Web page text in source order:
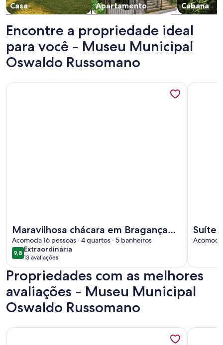
Casa Apartamento Cabana
Encontre a propriedade ideal
para você - Museu Municipal
Oswaldo Russomano
Maravilhosa chácara em Bragança
um refúgio próximo à São Paulo.
Acomoda 16 pessoas · 4 quartos · 5 banheiros
9,89,8 de 10
Extraordinária
extraordinária
13 avaliações
(13
avaliações)
Mais informações sobre Maravilhosa chácara em Bragança
Acomoda
Mais
Propriedades com as melhores
avaliações - Museu Municipal
Oswaldo Russomano
Mais informações sobre *****MARAVILHOSA CASA***** (Á
Mais